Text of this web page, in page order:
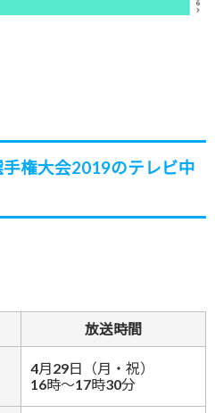
権大会2019のテレビ中
放送時間
4月29日（月 ・ 祝）
16時～17時30分